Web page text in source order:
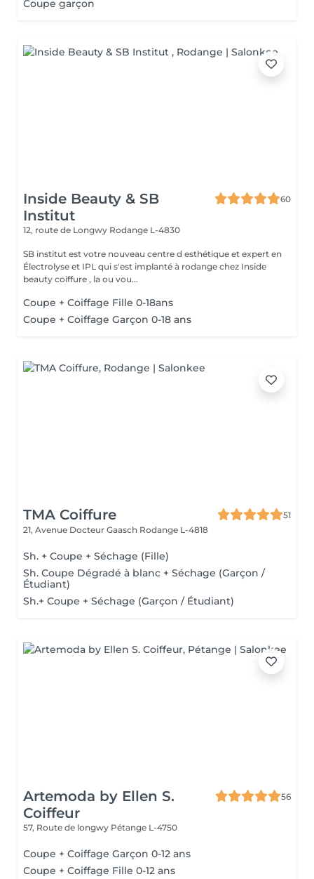
Coupe garçon
Inside Beauty & SB
Institut
60
12, route de Longwy Rodange L-4830
SB institut est votre nouveau centre d esthétique et expert en
Électrolyse et IPL qui s'est implanté à rodange chez Inside
beauty coiffure , la ou vou...
Coupe + Coiffage Fille 0-18ans
Coupe + Coiffage Garçon 0-18 ans
TMA Coiffure
51
21, Avenue Docteur Gaasch Rodange L-4818
Sh. + Coupe + Séchage (Fille)
Sh. Coupe Dégradé à blanc + Séchage (Garçon /
Étudiant)
Sh.+ Coupe + Séchage (Garçon / Étudiant)
Artemoda by Ellen S.
Coiffeur
56
57, Route de longwy Pétange L-4750
Coupe + Coiffage Garçon 0-12 ans
Coupe + Coiffage Fille 0-12 ans